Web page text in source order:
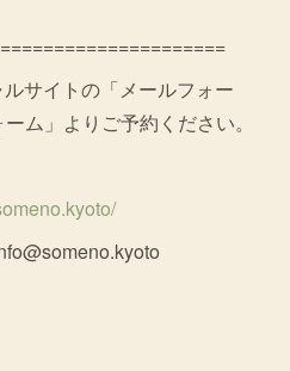
サイトの「メールフォー
ム」よりご予約ください。